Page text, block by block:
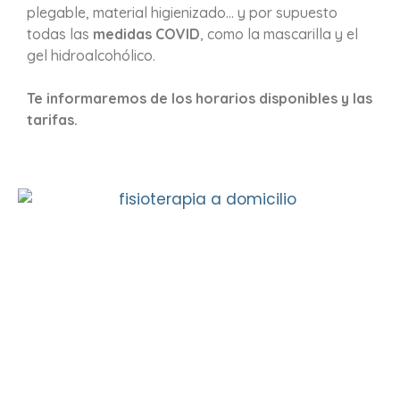
plegable, material higienizado… y por supuesto
todas las medidas COVID, como la mascarilla y el
gel hidroalcohólico.
Te informaremos de los horarios disponibles y las
tarifas.